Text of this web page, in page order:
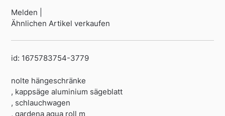
Melden |
Ähnlichen Artikel verkaufen
id: 1675783754-3779
nolte hängeschränke
, kappsäge aluminium sägeblatt
, schlauchwagen
, gardena aqua roll m